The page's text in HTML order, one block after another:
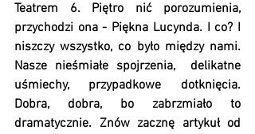
Teatrem 6. Piętro nić porozumienia,
przychodzi ona - Piękna Lucynda. I co? I
niszczy wszystko, co było między nami.
Nasze nieśmiałe spojrzenia,  delikatne
uśmiechy, przypadkowe dotknięcia.
Dobra, dobra, bo zabrzmiało to
dramatycznie. Znów zacznę artykuł od